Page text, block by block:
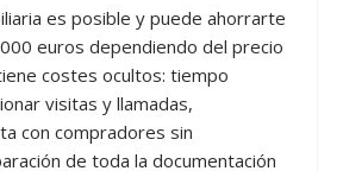
es posible y puede ahorrarte
euros dependiendo del precio
costes ocultos: tiempo
visitas y llamadas,
con compradores sin
de toda la documentación